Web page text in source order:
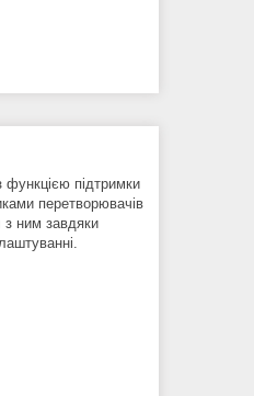
функцією підтримки
перетворювачів
з ним завдяки